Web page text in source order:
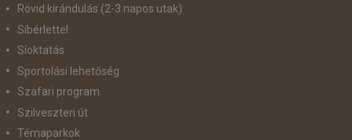
Rövid kirándulás (2-3 napos utak)
Síbérlettel
Síoktatás
Sportolási lehetőség
Szafari program
Szilveszteri út
Témaparkok